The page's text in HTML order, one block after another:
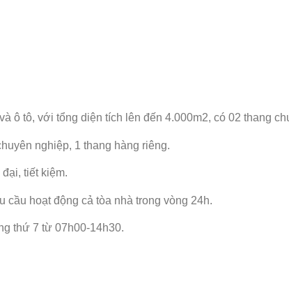
ô tô, với tổng diện tích lên đến 4.000m2, có 02 thang
nghiệp, 1 thang hàng riêng.
tiết kiệm.
hoạt động cả tòa nhà trong vòng 24h.
thứ 7 từ 07h00-14h30.